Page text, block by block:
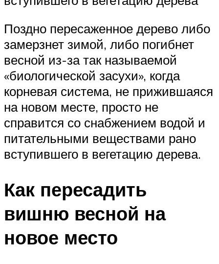
Поздно пересаженное дерево либо
замерзнет зимой, либо погибнет
весной из-за так называемой
«биологической засухи», когда
корневая система, не прижившаяся
на новом месте, просто не
справится со снабжением водой и
питательными веществами рано
вступившего в вегетацию дерева.
Как пересадить
вишню весной на
новое место